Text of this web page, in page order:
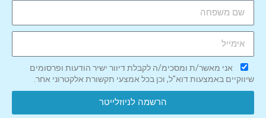
אני מאשר/ת ומסכימ/ה לקבלת דיוור ישיר הודעות ופרסומים
שיווקיים באמצעות דוא"ל, וכן בכל אמצעי תקשורת אלקטרוני אחר.
הרשמה לניוזלייטר